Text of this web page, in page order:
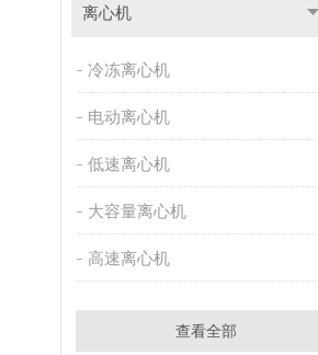
离心机
冷冻离心机
电动离心机
低速离心机
大容量离心机
高速离心机
查看全部